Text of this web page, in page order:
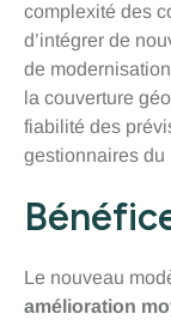
complexité des
d’intégrer de
de
la couverture
fiabilité des
gestionnaires du
Le nouveau
amélioration